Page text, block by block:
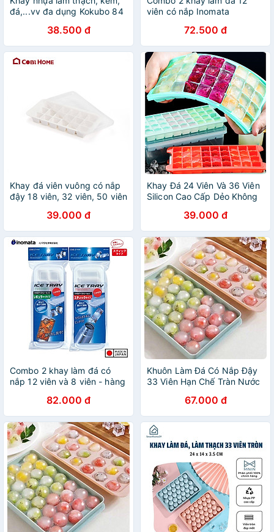
đá,...vv đa dụng Kokubo 84
chống bám bụi - Nội địa
Nhật Bản
38.500 đ
viên có nắp Inomata
72.500 đ
Khay đá viên vuông có nắp
đậy 18 viên, 32 viên, 50 viên
39.000 đ
Khay Đá 24 Viên Và 36 Viên
Silicon Cao Cấp Dẻo Không
Chống Tràn Tiện Lợi
39.000 đ
Combo 2 khay làm đá có
nắp 12 viên và 8 viên - hàng
82.000 đ
Khuôn Làm Đá Có Nắp Đậy
33 Viên Hạn Chế Tràn Nước
67.000 đ